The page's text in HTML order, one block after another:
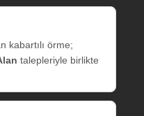
kabartılı örme;
talepleriyle birlikte